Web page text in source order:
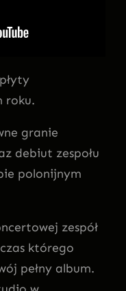
roku.
granie
debiut zespołu
polonijnym
zespół
którego
pełny album.